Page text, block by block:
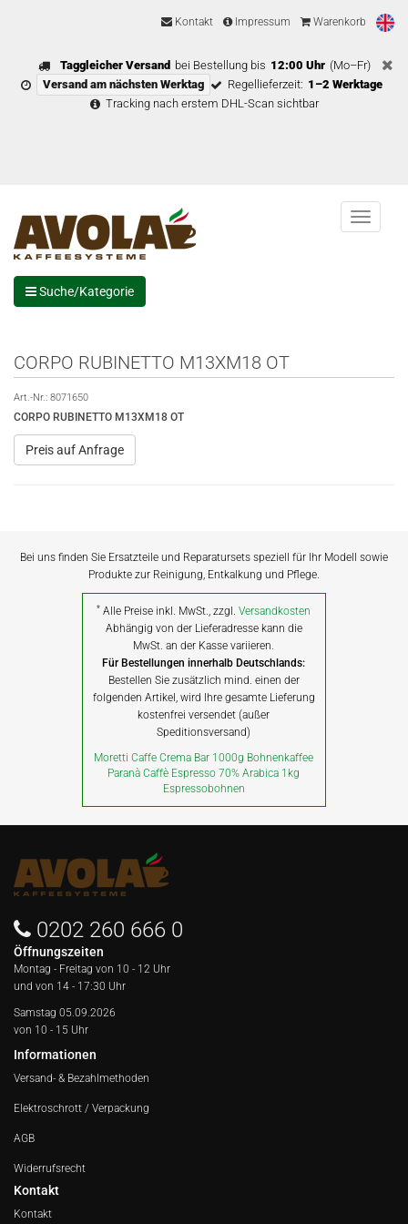
Kontakt Impressum Warenkorb
Taggleicher Versand bei Bestellung bis 12:00 Uhr (Mo–Fr)
Versand am nächsten Werktag
Regellieferzeit: 1–2 Werktage
Tracking nach erstem DHL-Scan sichtbar
Menu
Suche/Kategorie
CORPO RUBINETTO M13XM18 OT
Art.-Nr.: 8071650
CORPO RUBINETTO M13XM18 OT
Preis auf Anfrage
Bei uns finden Sie Ersatzteile und Reparatursets speziell für Ihr Modell sowie
Produkte zur Reinigung, Entkalkung und Pflege.
* Alle Preise inkl. MwSt., zzgl.Versandkosten
Abhängig von der Lieferadresse kann die
MwSt. an der Kasse variieren.
Für Bestellungen innerhalb Deutschlands:
Bestellen Sie zusätzlich mind. einen der
folgenden Artikel, wird Ihre gesamte Lieferung
kostenfrei versendet (außer
Speditionsversand)
Moretti Caffe Crema Bar 1000g Bohnenkaffee
Paranà Caffè Espresso 70% Arabica 1kg
Espressobohnen
0202 260 666 0
Öffnungszeiten
Montag - Freitag von 10 - 12 Uhr
und von 14 - 17:30 Uhr
Samstag 05.09.2026
von 10 - 15 Uhr
Informationen
Versand- & Bezahlmethoden
Elektroschrott / Verpackung
AGB
Widerrufsrecht
Kontakt
Kontakt